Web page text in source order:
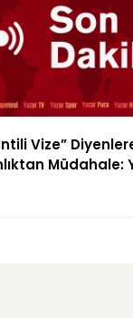
Vize”
Müdahale: